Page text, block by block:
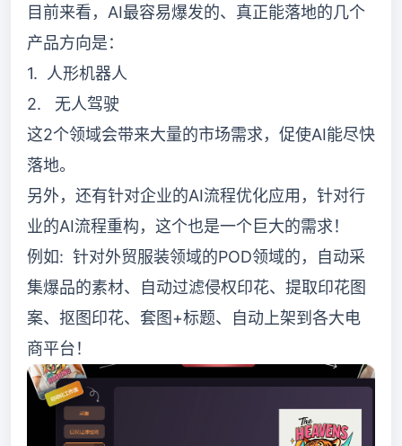
目前来看，AI最容易爆发的、真正能落地的几个
产品方向是：
1. 人形机器人
2. 无人驾驶
这2个领域会带来大量的市场需求，促使AI能尽快
落地。
另外，还有针对企业的AI流程优化应用，针对行
业的AI流程重构，这个也是一个巨大的需求！
例如: 针对外贸服装领域的POD领域的，自动采
集爆品的素材、自动过滤侵权印花、提取印花图
案、抠图印花、套图+标题、自动上架到各大电
商平台！